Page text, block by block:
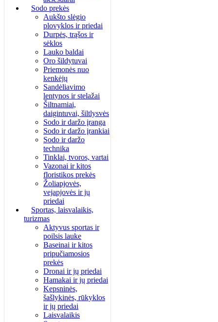
Sodo prekės
Aukšto slėgio
plovyklos ir priedai
Durpės, trąšos ir
sėklos
Lauko baldai
Oro šildytuvai
Priemonės nuo
kenkėjų
Sandėliavimo
lentynos ir stelažai
Šiltnamiai,
daigintuvai, šiltlysvės
Sodo ir daržo įranga
Sodo ir daržo įrankiai
Sodo ir daržo
technika
Tinklai, tvoros, vartai
Vazonai ir kitos
floristikos prekės
Žoliapjovės,
vejapjovės ir jų
priedai
Sportas, laisvalaikis,
turizmas
Aktyvus sportas ir
poilsis lauke
Baseinai ir kitos
pripučiamosios
prekės
Dronai ir jų priedai
Hamakai ir jų priedai
Kepsninės,
šašlykinės, rūkyklos
ir jų priedai
Laisvalaikis